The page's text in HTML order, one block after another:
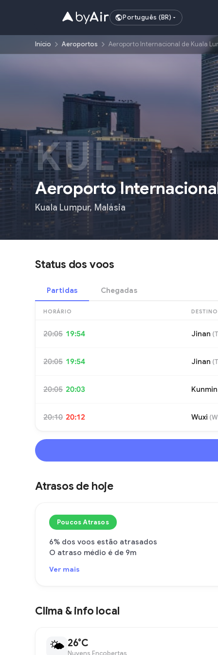
Português (BR)
Início Aeroportos Aeroporto Internacional de Kuala
KUL
Aeroporto
Kuala Lumpur, Malásia
Status dos voos
Partidas Chegadas
HORÁRIO DESTINO
20:05 19:54 Jinan (
20:05 19:54 Jinan (
20:05 20:03
20:10 20:12 Wuxi (
Atrasos de hoje
Poucos Atrasos
6% dos voos estão atrasados
O atraso médio é de 9m
Ver mais
Clima & info local
🌤 26°C
Nuvens Encobertas